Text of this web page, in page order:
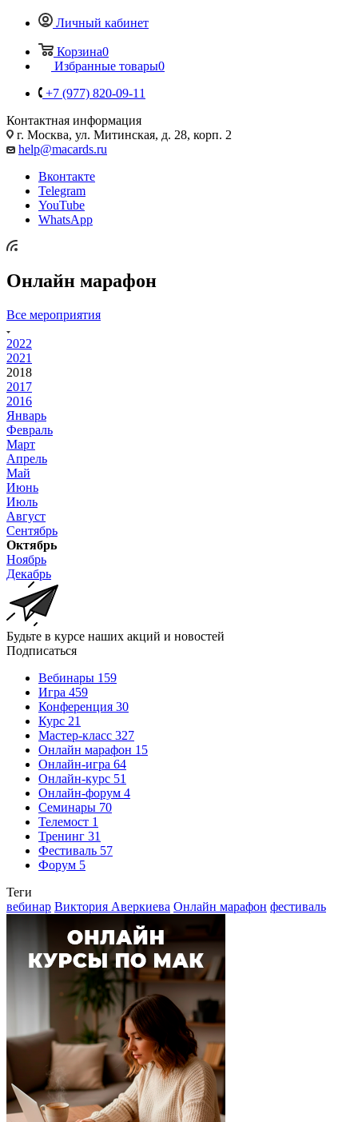
Личный кабинет
Корзина0
Избранные товары0
+7 (977) 820-09-11
Контактная информация
г. Москва, ул. Митинская, д. 28, корп. 2
help@macards.ru
Вконтакте
Telegram
YouTube
WhatsApp
Онлайн марафон
Все мероприятия
2022
2021
2018
2017
2016
Январь
Февраль
Март
Апрель
Май
Июнь
Июль
Август
Сентябрь
Октябрь
Ноябрь
Декабрь
Будьте в курсе наших акций и новостей
Подписаться
Вебинары 159
Игра 459
Конференция 30
Курс 21
Мастер-класс 327
Онлайн марафон 15
Онлайн-игра 64
Онлайн-курс 51
Онлайн-форум 4
Семинары 70
Телемост 1
Тренинг 31
Фестиваль 57
Форум 5
Теги
вебинар Виктория Аверкиева Онлайн марафон фестиваль